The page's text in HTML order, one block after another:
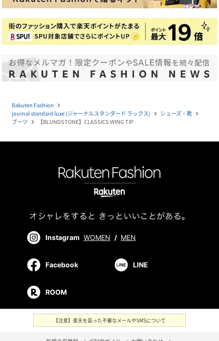
Rakuten Fashion navigate_next
journal standard luxe (ジャーナルスタンダード ラックス) navigate_next シューズ・靴 navigate_next
ブーツ navigate_next 【BLUNDSTONE】CLASSICS WING TIP
Instagram WOMEN / MEN
Facebook LINE
ROOM
【注意】楽天を装った不審なメールやSMSについて